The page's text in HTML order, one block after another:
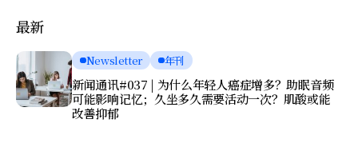
最新
Newsletter 年刊
新闻通讯#037 | 为什么年轻人癌症增多？助眠音频
可能影响记忆；久坐多久需要活动一次？肌酸或能
改善抑郁